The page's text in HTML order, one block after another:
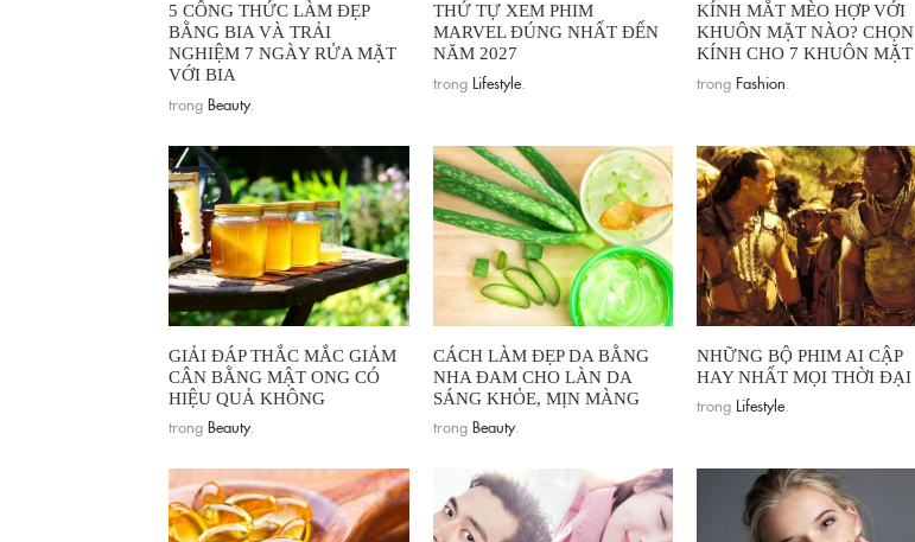
5 CÔNG THỨC LÀM ĐẸP
BẰNG BIA VÀ TRẢI
NGHIỆM 7 NGÀY RỬA MẶT
VỚI BIA
trong Beauty.
THỨ TỰ XEM PHIM
MARVEL ĐÚNG NHẤT ĐẾN
NĂM 2027
trong Lifestyle.
KÍNH MẮT MÈO HỢP VỚI
KHUÔN MẶT NÀO? CHỌN
KÍNH CHO 7 KHUÔN MẶT
trong Fashion
GIẢI ĐÁP THẮC MẮC GIẢM
CÂN BẰNG MẬT ONG CÓ
HIỆU QUẢ KHÔNG
trong Beauty.
CÁCH LÀM ĐẸP DA BẰNG
NHA ĐAM CHO LÀN DA
SÁNG KHỎE, MỊN MÀNG
trong Beauty.
NHỮNG BỘ PHIM AI CẬP
HAY NHẤT MỌI THỜI ĐẠI
trong Lifestyle